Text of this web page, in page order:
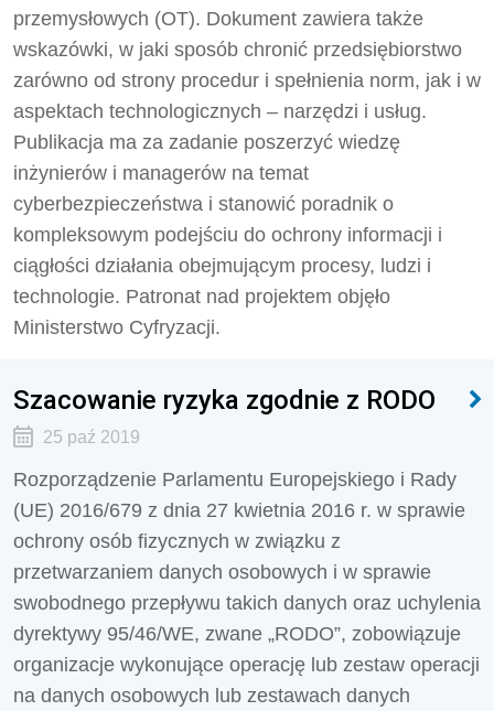
przemysłowych (OT). Dokument zawiera także
wskazówki, w jaki sposób chronić przedsiębiorstwo
zarówno od strony procedur i spełnienia norm, jak i w
aspektach technologicznych – narzędzi i usług.
Publikacja ma za zadanie poszerzyć wiedzę
inżynierów i managerów na temat
cyberbezpieczeństwa i stanowić poradnik o
kompleksowym podejściu do ochrony informacji i
ciągłości działania obejmującym procesy, ludzi i
technologie. Patronat nad projektem objęło
Ministerstwo Cyfryzacji.
Szacowanie ryzyka zgodnie z RODO
25 paź 2019
Rozporządzenie Parlamentu Europejskiego i Rady
(UE) 2016/679 z dnia 27 kwietnia 2016 r. w sprawie
ochrony osób fizycznych w związku z
przetwarzaniem danych osobowych i w sprawie
swobodnego przepływu takich danych oraz uchylenia
dyrektywy 95/46/WE, zwane „RODO”, zobowiązuje
organizacje wykonujące operację lub zestaw operacji
na danych osobowych lub zestawach danych